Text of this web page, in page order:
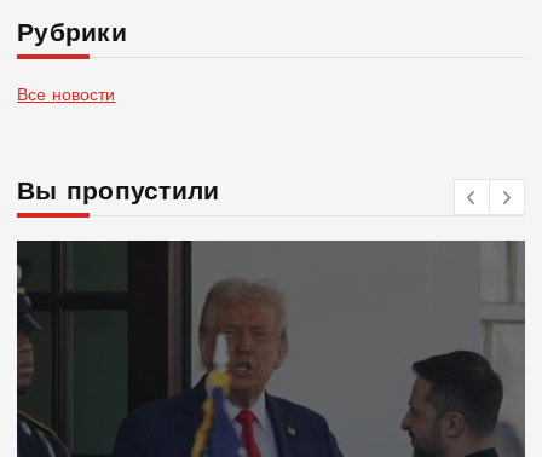
Рубрики
Все новости
Вы пропустили